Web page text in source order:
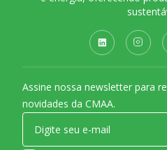
Assine nossa newsletter para
novidades da CMAA.